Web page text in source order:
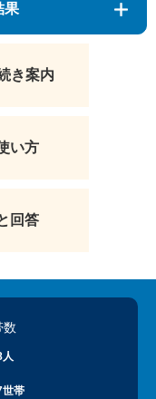
果
き案内
い方
回答
数
帯